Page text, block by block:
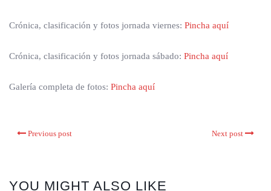
Crónica, clasificación y fotos jornada viernes: Pincha aquí
Crónica, clasificación y fotos jornada sábado: Pincha aquí
Galería completa de fotos: Pincha aquí
Previous post Next post
YOU MIGHT ALSO LIKE